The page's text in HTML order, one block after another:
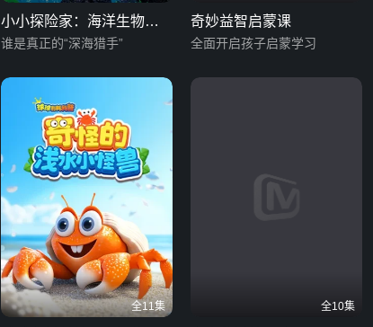
小小探险家：海洋生物的
小秘密
谁是真正的“深海猎手”
奇妙益智启蒙课
全面开启孩子启蒙学习
全11集 全10集